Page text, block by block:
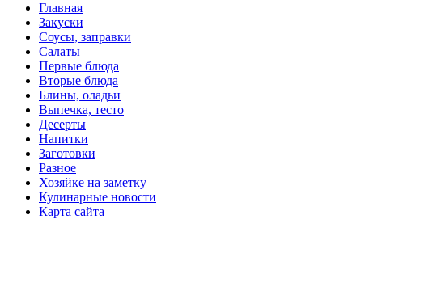
Главная
Закуски
Соусы, заправки
Салаты
Первые блюда
Вторые блюда
Блины, оладьи
Выпечка, тесто
Десерты
Напитки
Заготовки
Разное
Хозяйке на заметку
Кулинарные новости
Карта сайта